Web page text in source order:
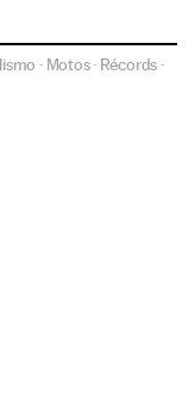
· Motos· Récords ·